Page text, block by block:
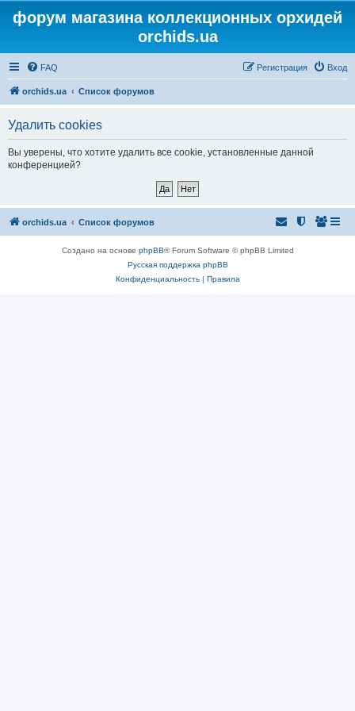
форум магазина коллекционных орхидей
orchids.ua
FAQ Вход
Регистрация
orchids.ua Список форумов
Удалить cookies
Вы уверены, что хотите удалить все cookie, установленные данной
конференцией?
orchids.ua Список форумов
Создано на основе phpBB® Forum Software © phpBB Limited
Русская поддержка phpBB
Конфиденциальность| Правила